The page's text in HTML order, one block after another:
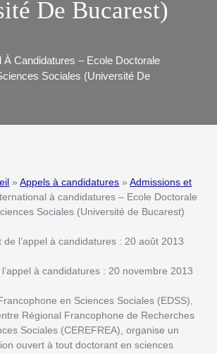
De Bucarest)
À Candidatures – Ecole Doctorale
Sociales (Université De
»Appels à candidatures »Admissions et
à candidatures – Ecole Doctorale
Sociales (Université de Bucarest)
l’appel à candidatures : 20 août 2013
à candidatures : 20 novembre 2013
en Sciences Sociales (EDSS),
Régional Francophone de Recherches
Sociales (CEREFREA), organise un
ouvert à tout doctorant en sciences